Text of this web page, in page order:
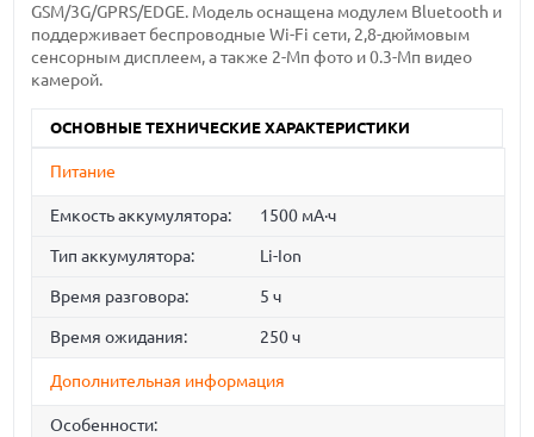
GSM/3G/GPRS/EDGE. Модель оснащена модулем Bluetooth и
поддерживает беспроводные Wi-Fi сети, 2,8-дюймовым
сенсорным дисплеем, а также 2-Мп фото и 0.3-Мп видео
камерой.
ОСНОВНЫЕ ТЕХНИЧЕСКИЕ ХАРАКТЕРИСТИКИ
Питание
Емкость аккумулятора: 1500 мА·ч
Тип аккумулятора: Li-Ion
Время разговора: 5 ч
Время ожидания: 250 ч
Дополнительная информация
Особенности: